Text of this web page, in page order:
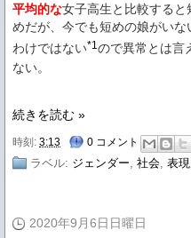
平均的な女子高生と比較すると
めだが、今でも短めの娘がいな
わけではない*1 ので異常とは言
ない。
続きを読む »
時刻: 3:13 0 コメント
ラベル: ジェンダー, 社会, 表
2020年9月6日日曜日